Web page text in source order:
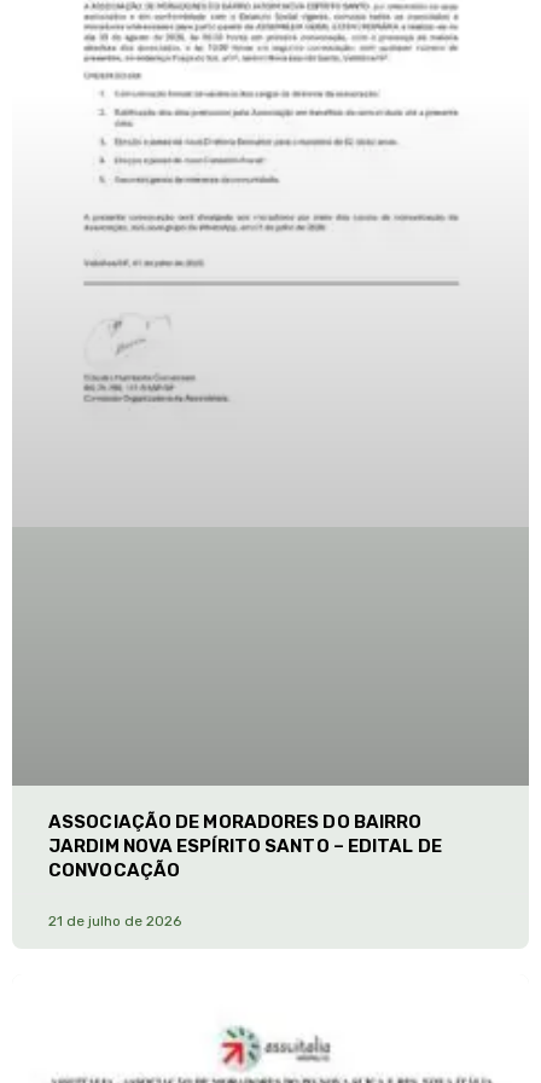
ASSOCIAÇÃO DE MORADORES DO BAIRRO
JARDIM NOVA ESPÍRITO SANTO – EDITAL DE
CONVOCAÇÃO
21 de julho de 2026